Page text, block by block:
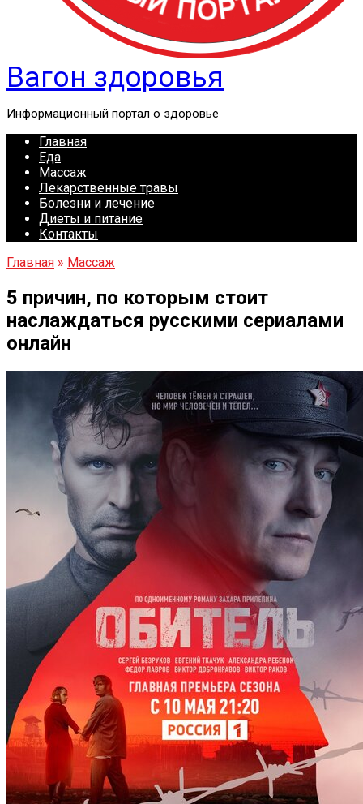
Вагон здоровья
Информационный портал о здоровье
Главная
Еда
Массаж
Лекарственные травы
Болезни и лечение
Диеты и питание
Контакты
Главная » Массаж
5 причин, по которым стоит
наслаждаться русскими сериалами
онлайн